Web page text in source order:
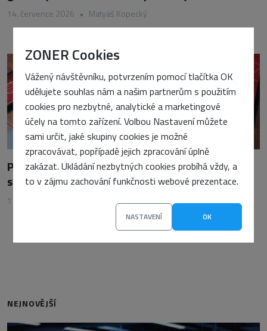
ZONER Cookies
Vážený návštěvníku, potvrzením pomocí tlačítka OK
udělujete souhlas nám a našim partnerům s použitím
cookies pro nezbytné, analytické a marketingové
účely na tomto zařízení. Volbou Nastavení můžete
sami určit, jaké skupiny cookies je možné
zpracovávat, popřípadě jejich zpracování úplně
zakázat. Ukládání nezbytných cookies probíhá vždy, a
to v zájmu zachování funkčnosti webové prezentace.
NASTAVENÍ OK
14. července 2026 • Matyáš Kopecký
Pokuta 700 AUD pro Lululemon za posílání
spamu
11. března 2026 Vojtěch Tomášek
NEJNOVĚJŠÍ